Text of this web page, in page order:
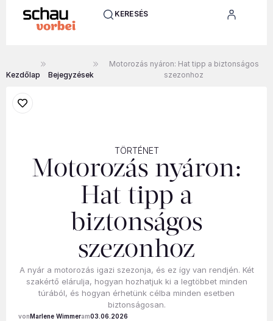
KERESÉS
Kezdőlap Bejegyzések
Motorozás nyáron: Hat tipp a biztonságos
szezonhoz
TÖRTÉNET
Motorozás nyáron:
Hat tipp a
biztonságos
szezonhoz
A nyár a motorozás igazi szezonja, és ez így van rendjén. Két
szakértő elárulja, hogyan hozhatjuk ki a legtöbbet minden
túrából, és hogyan érhetünk célba minden esetben
biztonságosan.
Marlene Wimmer 03.06.2026